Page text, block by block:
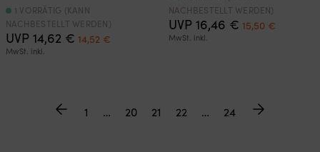
UVP 14,62 € Ursprünglicher
Preis
14,52 €
MwSt. inkl.
1 VORRÄTIG (KANN
NACHBESTELLT WERDEN)
UVP 16,46 € Ursprünglicher
Preis
15,50 €Aktueller
MwSt. inkl.
NACHBESTELLT WERDEN)
1 … 20 21 22 … 24